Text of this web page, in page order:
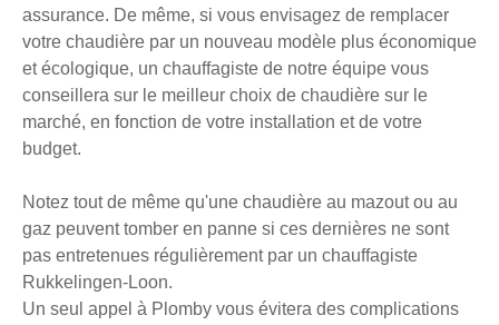
assurance. De même, si vous envisagez de remplacer
votre chaudière par un nouveau modèle plus économique
et écologique, un chauffagiste de notre équipe vous
conseillera sur le meilleur choix de chaudière sur le
marché, en fonction de votre installation et de votre
budget.
Notez tout de même qu'une chaudière au mazout ou au
gaz peuvent tomber en panne si ces dernières ne sont
pas entretenues régulièrement par un chauffagiste
Rukkelingen-Loon.
Un seul appel à Plomby vous évitera des complications